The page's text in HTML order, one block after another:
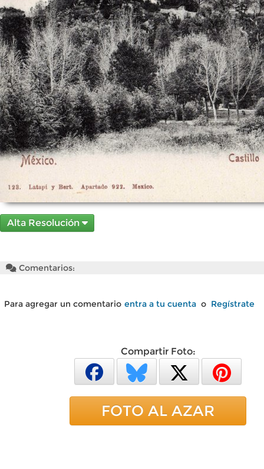
Alta Resolución
Comentarios:
Para agregar un comentario entra a tu cuenta o Regístrate
Compartir Foto:
FOTO AL AZAR